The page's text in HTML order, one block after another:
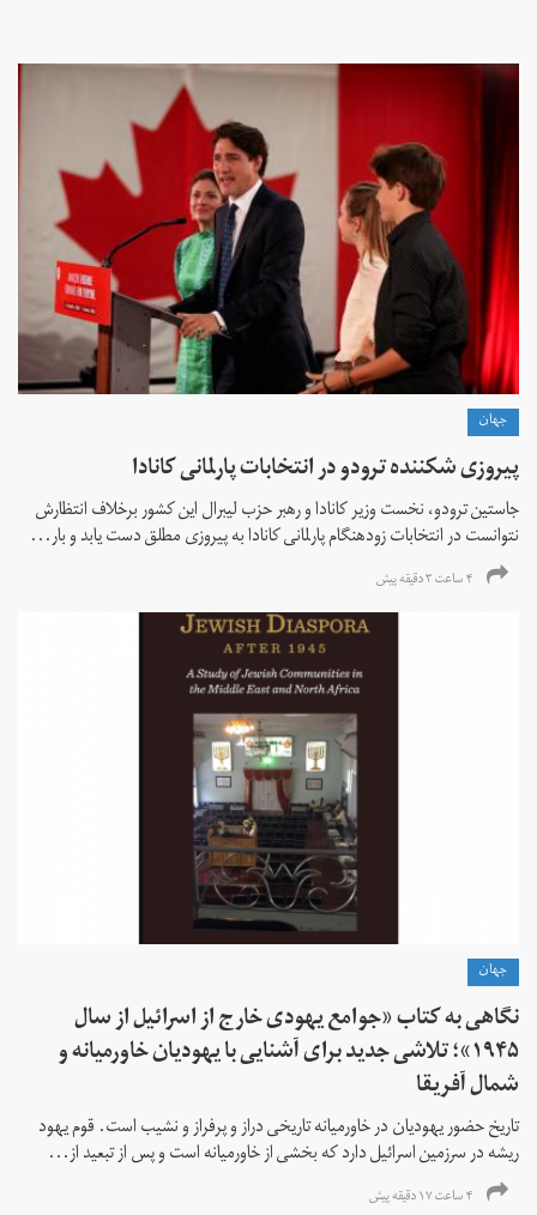
جهان
پیروزی شکننده ترودو در انتخابات پارلمانی کانادا
جاستین ترودو، نخست وزیر کانادا و رهبر حزب لیبرال این کشور برخلاف انتظارش
نتوانست در انتخابات زود‌هنگام پارلمانی کانادا به پیروزی مطلق دست یابد و بار...
۴ ساعت ۳ دقیقه پیش
جهان
نگاهی به کتاب «جوامع یهودی خارج از اسرائیل از سال
۱۹۴۵»؛ تلاشی جدید برای آشنایی با یهودیان خاورمیانه و
شمال آفریقا
تاریخ حضور یهودیان در خاورمیانه تاریخی دراز و پرفراز و نشیب است. قوم یهود
ریشه در سرزمین اسرائیل دارد که بخشی از خاورمیانه است و پس از تبعید از...
۴ ساعت ۱۷ دقیقه پیش